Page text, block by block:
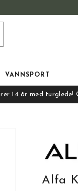
VANNSPORT
14 år med turglede!
Alfa